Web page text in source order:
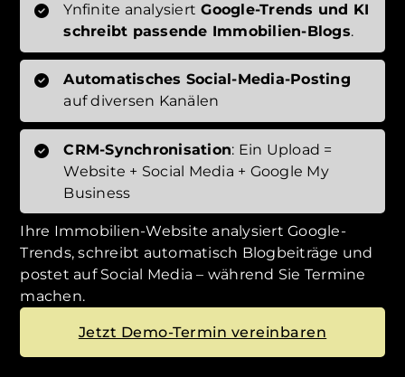
Ynfinite analysiert Google-Trends und KI
schreibt passende Immobilien-Blogs.
Automatisches Social-Media-Posting
auf diversen Kanälen
CRM-Synchronisation: Ein Upload =
Website + Social Media + Google My
Business
Ihre Immobilien-Website analysiert Google-
Trends, schreibt automatisch Blogbeiträge und
postet auf Social Media – während Sie Termine
machen.
Jetzt Demo-Termin vereinbaren